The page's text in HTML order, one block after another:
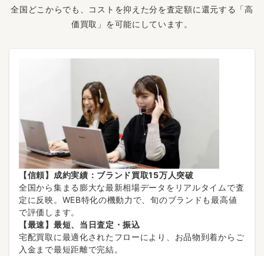
全国どこからでも、コストを抑えた分を査定額に還元する「高
価買取」を可能にしています。
【信頼】成約実績：ブランド買取15万人突破
全国から集まる膨大な最新相場データをリアルタイムで査
定に反映。WEB特化の機動力で、旬のブランドも最高値
で評価します。
【最速】最短、当日査定・振込
宅配買取に最適化されたフローにより、お品物到着からご
入金まで最短距離で完結。